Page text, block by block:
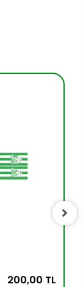
200,00 TL